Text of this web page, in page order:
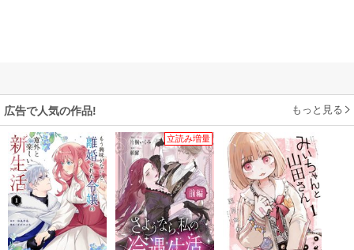
広告で人気の作品! もっと見る
立読み増量